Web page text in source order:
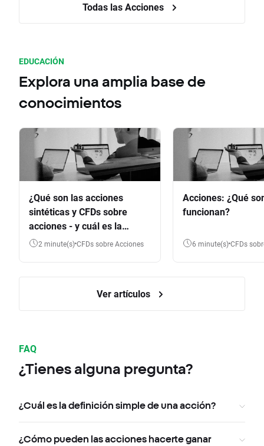
Todas las Acciones
EDUCACIÓN
Explora una amplia base de
conocimientos
¿Qué son las acciones
sintéticas y CFDs sobre
acciones - y cuál es la
diferencia?
2 minute(s) CFDs sobre Acciones
Acciones: ¿Qué
funcionan?
6 minute(s) CFDs
Ver artículos
FAQ
¿Tienes alguna pregunta?
¿Cuál es la definición simple de una acción?
¿Cómo pueden las acciones hacerte ganar